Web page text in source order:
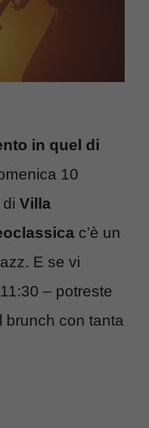
in quel di
10
Villa
c’è un
E se vi
– potreste
brunch con tanta